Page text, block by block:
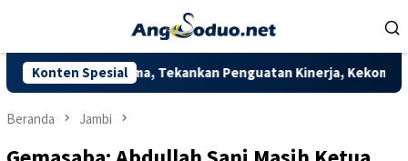
Konten Spesial
Pratama, Tekankan Penguatan Kinerja, Kekompakan Tim,
Beranda Jambi